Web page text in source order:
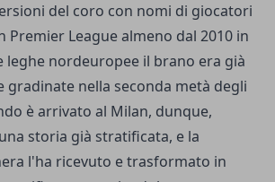
del coro con nomi di giocatori
Premier League almeno dal 2010 in
leghe nordeuropee il brano era già
gradinate nella seconda metà degli
è arrivato al Milan, dunque,
storia già stratificata, e la
l'ha ricevuto e trasformato in